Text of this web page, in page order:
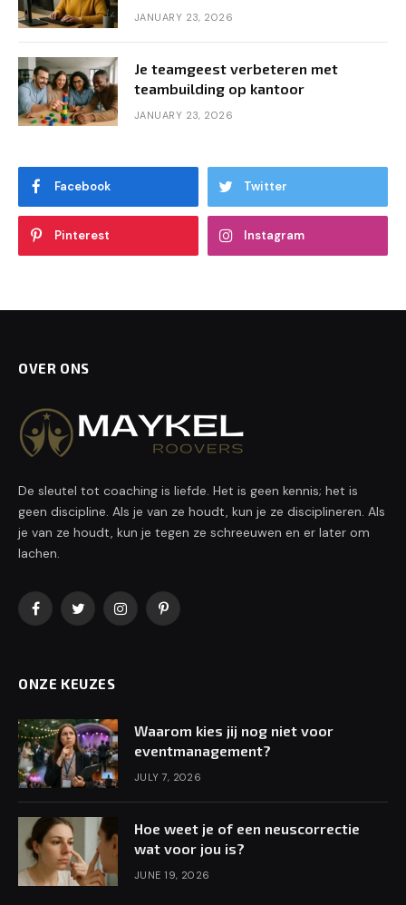
JANUARY 23, 2026
Je teamgeest verbeteren met
teambuilding op kantoor
JANUARY 23, 2026
Facebook Twitter
Pinterest Instagram
OVER ONS
De sleutel tot coaching is liefde. Het is geen kennis; het is
geen discipline. Als je van ze houdt, kun je ze disciplineren. Als
je van ze houdt, kun je tegen ze schreeuwen en er later om
lachen.
FacebookTwitterInstagramPinterest
ONZE KEUZES
Waarom kies jij nog niet voor
eventmanagement?
JULY 7, 2026
Hoe weet je of een neuscorrectie
wat voor jou is?
JUNE 19, 2026